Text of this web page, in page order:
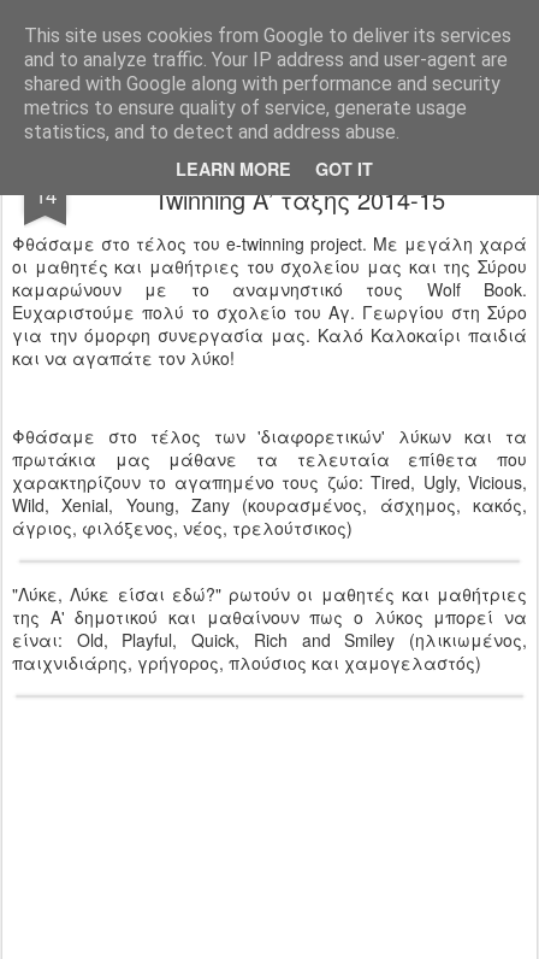
This site uses cookies from Google to deliver its services
and to analyze traffic. Your IP address and user-agent are
shared with Google along with performance and security
metrics to ensure quality of service, generate usage
statistics, and to detect and address abuse.
LEARN MORE GOT IT
Ιδιωτικό Δημοτικό Σχολείο "Ι.Μ.ΔΕΛΑΣΑΛ"
14
Έργα Μαθητών | Πρόγραμμα e-
Twinning Α’ τάξης 2014-15
Φθάσαμε στο τέλος του e-twinning project. Με μεγάλη χαρά
οι μαθητές και μαθήτριες του σχολείου μας και της Σύρου
καμαρώνουν με το αναμνηστικό τους Wolf Book.
Ευχαριστούμε πολύ το σχολείο του Αγ. Γεωργίου στη Σύρο
για την όμορφη συνεργασία μας. Καλό Καλοκαίρι παιδιά
και να αγαπάτε τον λύκο!
Φθάσαμε στο τέλος των 'διαφορετικών' λύκων και τα
πρωτάκια μας μάθανε τα τελευταία επίθετα που
χαρακτηρίζουν το αγαπημένο τους ζώο: Tired, Ugly, Vicious,
Wild, Xenial, Young, Zany (κουρασμένος, άσχημος, κακός,
άγριος, φιλόξενος, νέος, τρελούτσικος)
"Λύκε, Λύκε είσαι εδώ?" ρωτούν οι μαθητές και μαθήτριες
της Α' δημοτικού και μαθαίνουν πως ο λύκος μπορεί να
είναι: Old, Playful, Quick, Rich and Smiley (ηλικιωμένος,
παιχνιδιάρης, γρήγορος, πλούσιος και χαμογελαστός)